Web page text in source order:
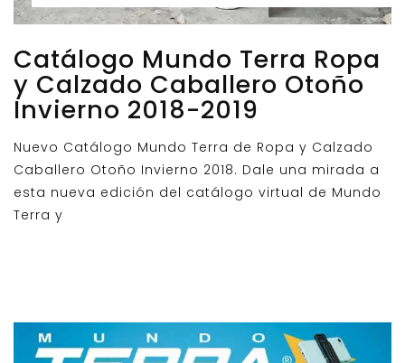
Catálogo Mundo Terra Ropa
y Calzado Caballero Otoño
Invierno 2018-2019
Nuevo Catálogo Mundo Terra de Ropa y Calzado
Caballero Otoño Invierno 2018. Dale una mirada a
esta nueva edición del catálogo virtual de Mundo
Terra y